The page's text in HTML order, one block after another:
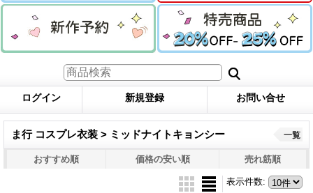
ログイン 新規登録 お問い合せ
ま行 コスプレ衣装 > ミッドナイトキョンシー 一覧
おすすめ順 価格の安い順 売れ筋順
表示件数: